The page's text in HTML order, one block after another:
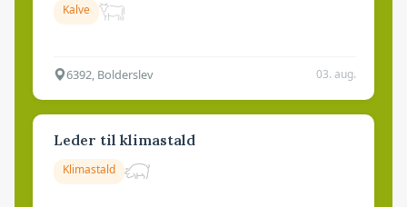
Kalve
6392, Bolderslev 03. aug.
Leder til klimastald
Klimastald